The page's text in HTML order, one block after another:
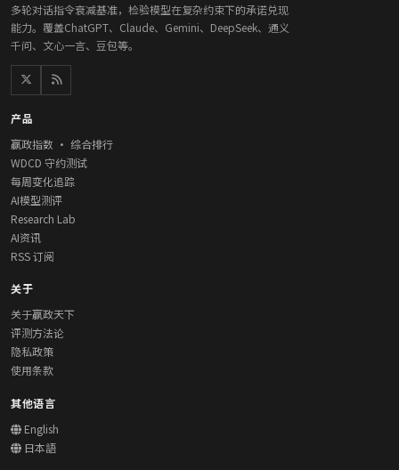
多轮对话指令衰减基准，检验模型在复杂约束下的承诺兑现
能力。覆盖ChatGPT、Claude、Gemini、DeepSeek、通义
千问、文心一言、豆包等。
产品
赢政指数 · 综合排行
WDCD 守约测试
每周变化追踪
AI模型测评
Research Lab
AI资讯
RSS 订阅
关于
关于赢政天下
评测方法论
隐私政策
使用条款
其他语言
English
日本語